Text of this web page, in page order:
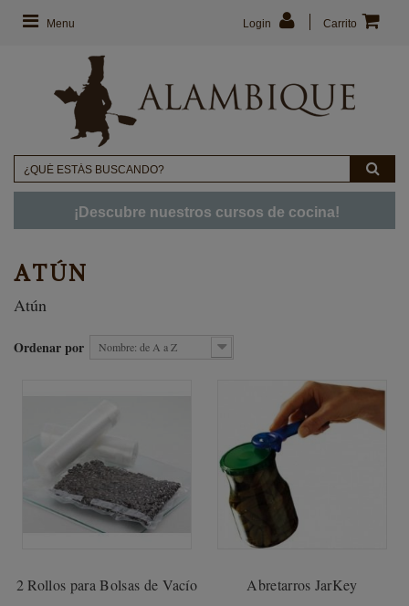
Menu Carrito
Login
¡Descubre nuestros cursos de cocina!
ATÚN
Atún
Ordenar por Nombre: de A a Z
2 Rollos para Bolsas de Vacío Abretarros JarKey